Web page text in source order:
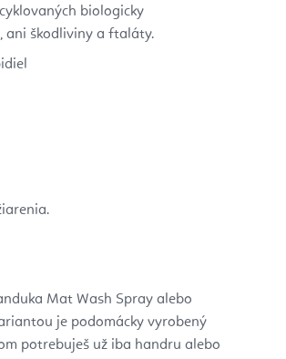
biologicky
ani škodliviny a ftaláty.
Mat Wash Spray alebo
je podomácky vyrobený
potrebuješ už iba handru alebo